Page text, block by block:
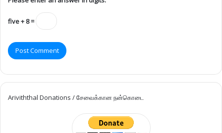
five + 8 =
Ariviththal Donations / சேவைக்கான நன்கொடை